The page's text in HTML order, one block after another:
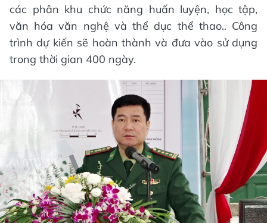
các phân khu chức năng huấn luyện, học tập,
văn hóa văn nghệ và thể dục thể thao.. Công
trình dự kiến sẽ hoàn thành và đưa vào sử dụng
trong thời gian 400 ngày.